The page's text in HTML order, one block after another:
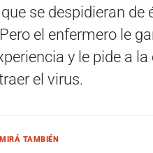
se despidieran de
el enfermero le
y le pide a
el virus.
MIRÁ TAMBIÉN